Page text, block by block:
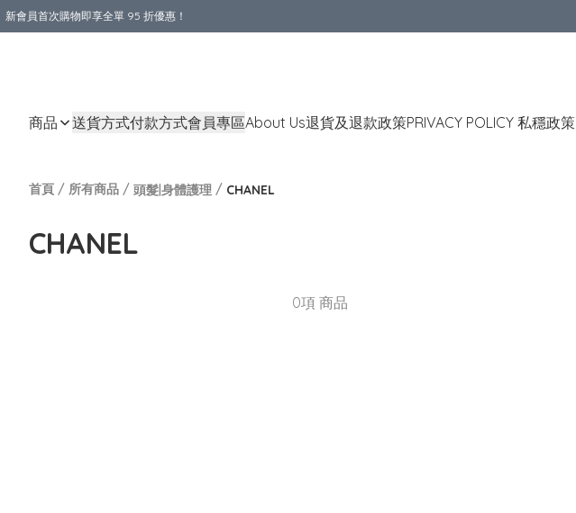
新會員首次購物即享全單 95 折優惠！
商品 送貨方式付款方式會員專區About Us退貨及退款政策PRIVACY POLICY 私穩政策
首頁 / 所有商品 / 頭髮|身體護理 / CHANEL
CHANEL
0項 商品